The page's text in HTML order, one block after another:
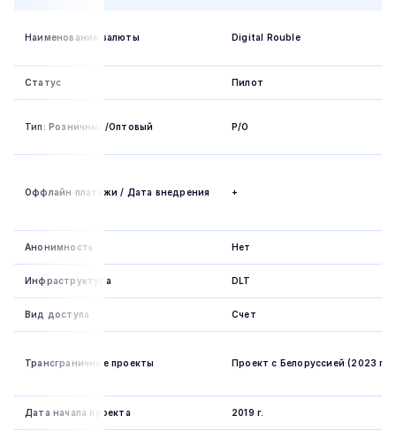
Наименование валюты Digital Rouble
Статус Пилот
Тип: Розничный/Оптовый Р/О
Оффлайн платежи / Дата внедрения +
Анонимность Нет
Инфраструктура DLT
Вид доступа Счет
Трансграничные проекты Проект с Белоруссией (2023 г.)
Дата начала проекта 2019 г.